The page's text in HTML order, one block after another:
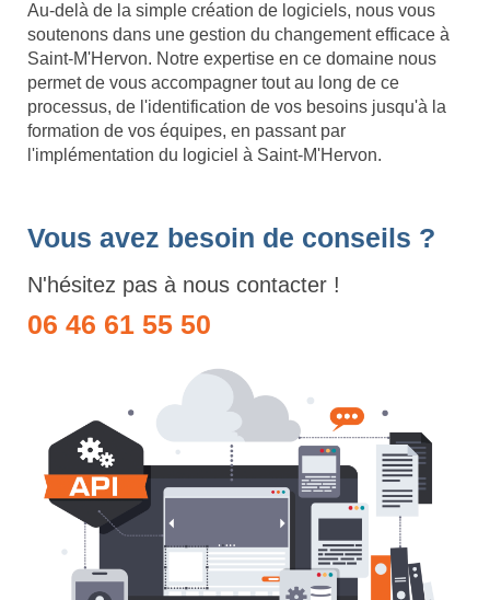
Au-delà de la simple création de logiciels, nous vous
soutenons dans une gestion du changement efficace à
Saint-M'Hervon. Notre expertise en ce domaine nous
permet de vous accompagner tout au long de ce
processus, de l'identification de vos besoins jusqu'à la
formation de vos équipes, en passant par
l'implémentation du logiciel à Saint-M'Hervon.
Vous avez besoin de conseils ?
N'hésitez pas à nous contacter !
06 46 61 55 50